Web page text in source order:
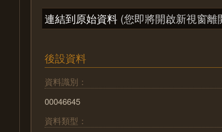
連結到原始資料 (您即將開啟新視窗離
後設資料
資料識別：
00046645
資料類型：